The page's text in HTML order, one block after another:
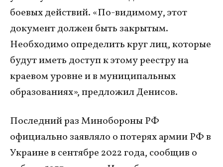
боевых действий. «По-видимому, этот
документ должен быть закрытым.
Необходимо определить круг лиц, которые
будут иметь доступ к этому реестру на
краевом уровне и в муниципальных
образованиях», предложил Денисов.
Последний раз Минобороны РФ
официально заявляло о потерях армии РФ в
Украине в сентябре 2022 года, сообщив о